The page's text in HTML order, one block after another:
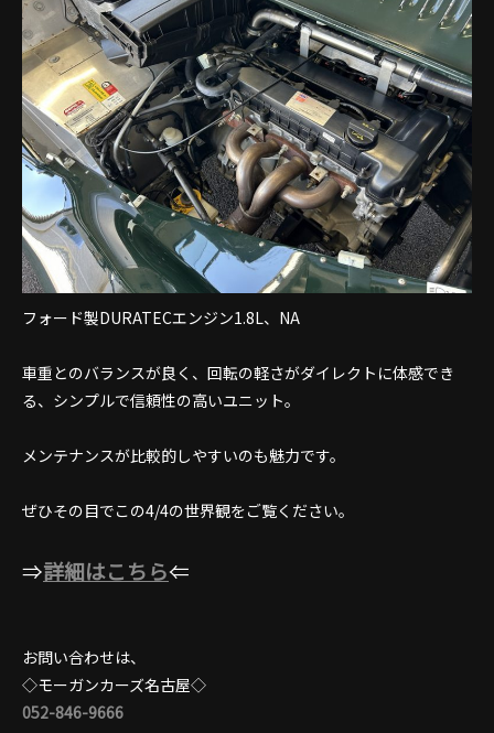
フォード製DURATECエンジン1.8L、NA
車重とのバランスが良く、回転の軽さがダイレクトに体感でき
る、シンプルで信頼性の高いユニット。
メンテナンスが比較的しやすいのも魅力です。
ぜひその目でこの4/4の世界観をご覧ください。
⇒詳細はこちら⇐
お問い合わせは、
◇モーガンカーズ名古屋◇
052-846-9666